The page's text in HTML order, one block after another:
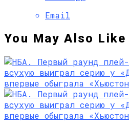
Email
You May Also Like